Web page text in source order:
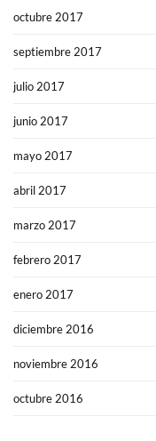
octubre 2017
septiembre 2017
julio 2017
junio 2017
mayo 2017
abril 2017
marzo 2017
febrero 2017
enero 2017
diciembre 2016
noviembre 2016
octubre 2016